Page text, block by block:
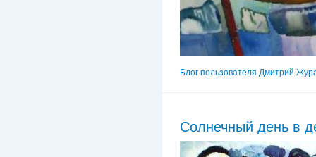
Блог пользователя Дмитрий
Солнечный день в